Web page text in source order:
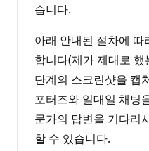
습니다.
아래 안내된 절차에
합니다(제가 제대로
단계의 스크린샷을 캡
포터즈와 일대일 채팅
문가의 답변을 기다리
할 수 있습니다.